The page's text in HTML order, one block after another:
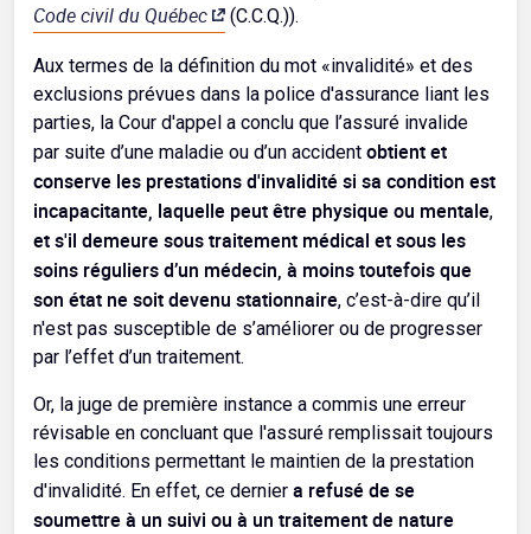
Code civil du Québec (C.C.Q.)).
Aux termes de la définition du mot «invalidité» et des
exclusions prévues dans la police d'assurance liant les
parties, la Cour d'appel a conclu que l’assuré invalide
par suite d’une maladie ou d’un accident obtient et
conserve les prestations d'invalidité si sa condition est
incapacitante, laquelle peut être physique ou mentale,
et s'il demeure sous traitement médical et sous les
soins réguliers d’un médecin, à moins toutefois que
son état ne soit devenu stationnaire, c’est-à-dire qu’il
n'est pas susceptible de s’améliorer ou de progresser
par l’effet d’un traitement.
Or, la juge de première instance a commis une erreur
révisable en concluant que l'assuré remplissait toujours
les conditions permettant le maintien de la prestation
d'invalidité. En effet, ce dernier a refusé de se
soumettre à un suivi ou à un traitement de nature